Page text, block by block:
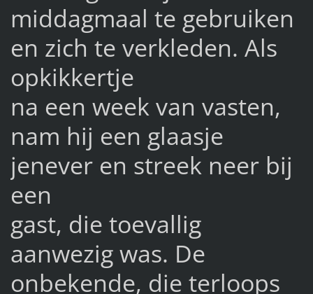
middagmaal te gebruiken
en zich te verkleden. Als
opkikkertje
na een week van vasten,
nam hij een glaasje
jenever en streek neer bij
een
gast, die toevallig
aanwezig was. De
onbekende, die terloops